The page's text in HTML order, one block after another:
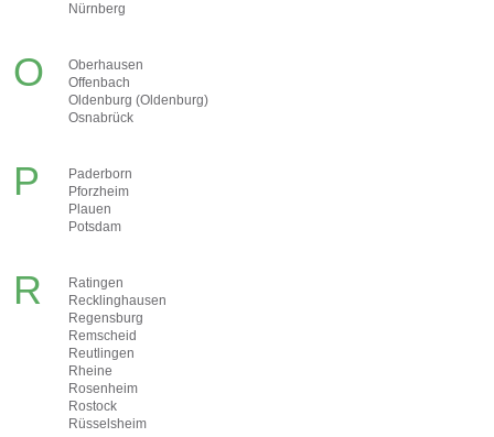
Nürnberg
O
Oberhausen
Offenbach
Oldenburg (Oldenburg)
Osnabrück
P
Paderborn
Pforzheim
Plauen
Potsdam
R
Ratingen
Recklinghausen
Regensburg
Remscheid
Reutlingen
Rheine
Rosenheim
Rostock
Rüsselsheim